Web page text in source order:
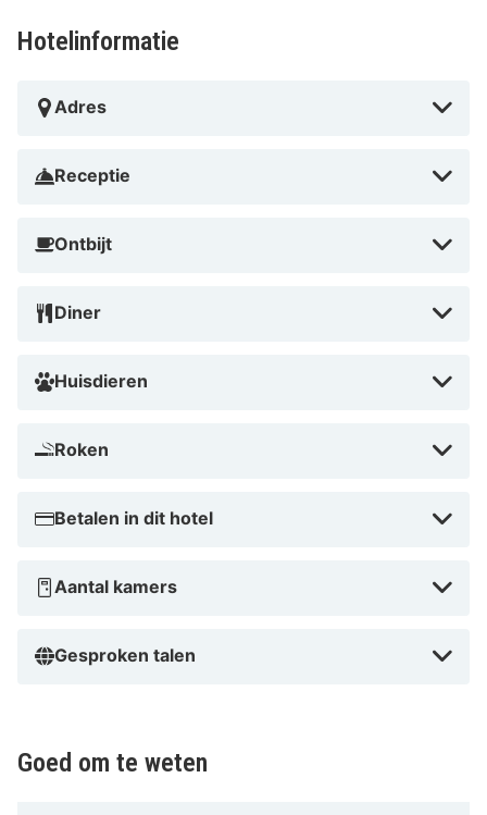
Hotelinformatie
Adres
Receptie
Ontbijt
Diner
Huisdieren
Roken
Betalen in dit hotel
Aantal kamers
Gesproken talen
Goed om te weten